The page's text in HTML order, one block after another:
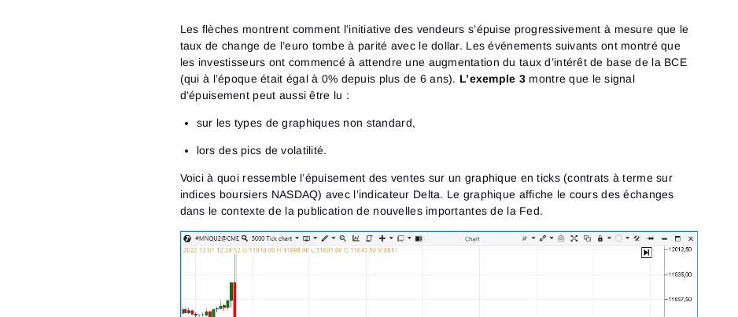
Les flèches montrent comment l’initiative des vendeurs s’épuise progressivement à mesure que le
taux de change de l’euro tombe à parité avec le dollar. Les événements suivants ont montré que
les investisseurs ont commencé à attendre une augmentation du taux d’intérêt de base de la BCE
(qui à l’époque était égal à 0% depuis plus de 6 ans). L’exemple 3 montre que le signal
d’épuisement peut aussi être lu :
sur les types de graphiques non standard,
lors des pics de volatilité.
Voici à quoi ressemble l’épuisement des ventes sur un graphique en ticks (contrats à terme sur
indices boursiers NASDAQ) avec l’indicateur Delta. Le graphique affiche le cours des échanges
dans le contexte de la publication de nouvelles importantes de la Fed.
Se connecter
S’inscrire
Réinitialiser le mot de passe
S’inscrire
Tu as déjà un compte ?Connexion